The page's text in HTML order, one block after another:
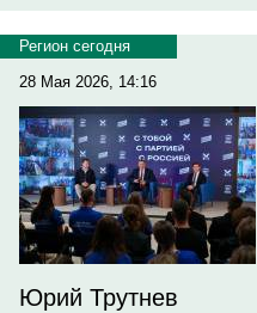
Регион сегодня
28 Мая 2026, 14:16
Юрий Трутнев